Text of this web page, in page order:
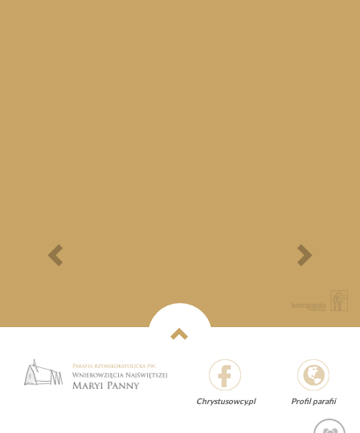
XXII Pielgrzymi
Półmaraton - 1/3
Maraton Nordic Walking
- Rajd Rowerowy o
Memoriał Jana Pawła II
Previous
Next